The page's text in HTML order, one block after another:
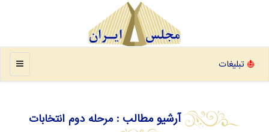
منو تبلیغات
آرشیو مطالب : مرحله دوم انتخابات